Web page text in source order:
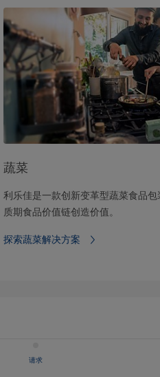
蔬菜
利乐佳是一款创新变革型蔬菜食品
质期食品价值链创造价值。
探索蔬菜解决方案
请求